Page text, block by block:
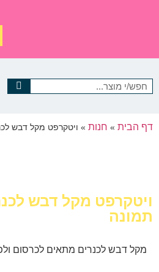
דף הבית » חנות » ויטקרפט מקל דבש לכנרים 60
תמונה
מקל דבש לכנרים מתאים לכרסום